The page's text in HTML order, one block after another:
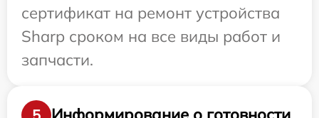
сертификат на ремонт устройства
Sharp сроком на все виды работ и
запчасти.